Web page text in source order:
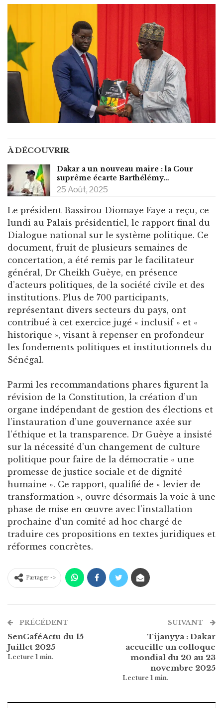
À DÉCOUVRIR
Dakar a un nouveau maire : la Cour
suprême écarte Barthélémy…
25 Août, 2025
Le président Bassirou Diomaye Faye a reçu, ce
lundi au Palais présidentiel, le rapport final du
Dialogue national sur le système politique. Ce
document, fruit de plusieurs semaines de
concertation, a été remis par le facilitateur
général, Dr Cheikh Guèye, en présence
d’acteurs politiques, de la société civile et des
institutions. Plus de 700 participants,
représentant divers secteurs du pays, ont
contribué à cet exercice jugé « inclusif » et «
historique », visant à repenser en profondeur
les fondements politiques et institutionnels du
Sénégal.
Parmi les recommandations phares figurent la
révision de la Constitution, la création d’un
organe indépendant de gestion des élections et
l’instauration d’une gouvernance axée sur
l’éthique et la transparence. Dr Guèye a insisté
sur la nécessité d’un changement de culture
politique pour faire de la démocratie « une
promesse de justice sociale et de dignité
humaine ». Ce rapport, qualifié de « levier de
transformation », ouvre désormais la voie à une
phase de mise en œuvre avec l’installation
prochaine d’un comité ad hoc chargé de
traduire ces propositions en textes juridiques et
réformes concrètes.
Partager ->
PRÉCÉDENT
SenCaféActu du 15
Juillet 2025
SUIVANT
Tijanyya : Dakar
accueille un colloque
mondial du 20 au 23
novembre 2025